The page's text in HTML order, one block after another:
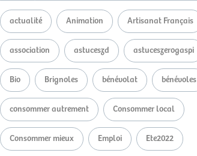
actualité Animation Artisanat Français
association astuceszd astuceszerogaspi
Bio Brignoles bénévolat bénévoles
consommer autrement Consommer local
Consommer mieux Emploi Ete2022